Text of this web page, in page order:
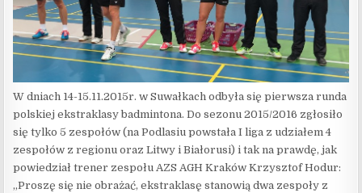
W dniach 14-15.11.2015r. w Suwałkach odbyła się pierwsza runda
polskiej ekstraklasy badmintona. Do sezonu 2015/2016 zgłosiło
się tylko 5 zespołów (na Podlasiu powstała I liga z udziałem 4
zespołów z regionu oraz Litwy i Białorusi) i tak na prawdę, jak
powiedział trener zespołu AZS AGH Kraków Krzysztof Hodur:
„Proszę się nie obrażać, ekstraklasę stanowią dwa zespoły z